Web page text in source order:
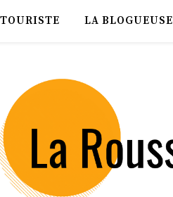
LA BLOGUEUSE